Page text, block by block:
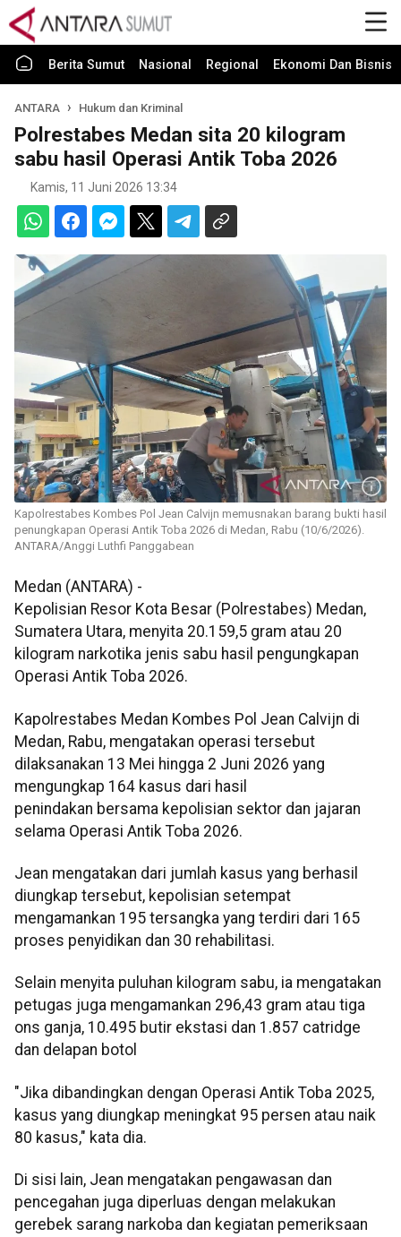
Berita Sumut Nasional Regional Ekonomi Dan Bisnis
ANTARA Hukum dan Kriminal
Polrestabes Medan sita 20 kilogram
sabu hasil Operasi Antik Toba 2026
Kamis, 11 Juni 2026 13:34
Kapolrestabes Kombes Pol Jean Calvijn memusnakan barang bukti hasil
penungkapan Operasi Antik Toba 2026 di Medan, Rabu (10/6/2026).
ANTARA/Anggi Luthfi Panggabean
Medan (ANTARA) -
Kepolisian Resor Kota Besar (Polrestabes) Medan,
Sumatera Utara, menyita 20.159,5 gram atau 20
kilogram narkotika jenis sabu hasil pengungkapan
Operasi Antik Toba 2026.
Kapolrestabes Medan Kombes Pol Jean Calvijn di
Medan, Rabu, mengatakan operasi tersebut
dilaksanakan 13 Mei hingga 2 Juni 2026 yang
mengungkap 164 kasus dari hasil
penindakan bersama kepolisian sektor dan jajaran
selama Operasi Antik Toba 2026.
Jean mengatakan dari jumlah kasus yang berhasil
diungkap tersebut, kepolisian setempat
mengamankan 195 tersangka yang terdiri dari 165
proses penyidikan dan 30 rehabilitasi.
Selain menyita puluhan kilogram sabu, ia mengatakan
petugas juga mengamankan 296,43 gram atau tiga
ons ganja, 10.495 butir ekstasi dan 1.857 catridge
dan delapan botol
"Jika dibandingkan dengan Operasi Antik Toba 2025,
kasus yang diungkap meningkat 95 persen atau naik
80 kasus," kata dia.
Di sisi lain, Jean mengatakan pengawasan dan
pencegahan juga diperluas dengan melakukan
gerebek sarang narkoba dan kegiatan pemeriksaan